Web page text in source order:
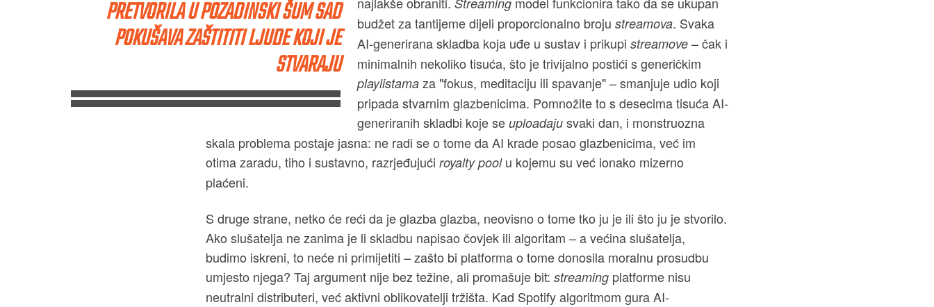
PRETVORILA U POZADINSKI ŠUM SAD
POKUŠAVA ZAŠTITITI LJUDE KOJI JE
STVARAJU
budžet za tantijeme dijeli proporcionalno broju streamova. Svaka
AI-generirana skladba koja uđe u sustav i prikupi streamove– čak i
minimalnih nekoliko tisuća, što je trivijalno postići s generičkim
playlistamaza "fokus, meditaciju ili spavanje" – smanjuje udio koji
pripada stvarnim glazbenicima. Pomnožite to s desecima tisuća AI-
generiranih skladbi koje se uploadajusvaki dan, i monstruozna
skala problema postaje jasna: ne radi se o tome da AI krade posao glazbenicima, već im
otima zaradu, tiho i sustavno, razrjeđujući royalty poolu kojemu su već ionako mizerno
plaćeni.
S druge strane, netko će reći da je glazba glazba, neovisno o tome tko ju je ili što ju je stvorilo.
Ako slušatelja ne zanima je li skladbu napisao čovjek ili algoritam – a većina slušatelja,
budimo iskreni, to neće ni primijetiti – zašto bi platforma o tome donosila moralnu prosudbu
umjesto njega? Taj argument nije bez težine, ali promašuje bit: streamingplatforme nisu
neutralni distributeri, već aktivni oblikovatelji tržišta. Kad Spotify algoritmom gura AI-